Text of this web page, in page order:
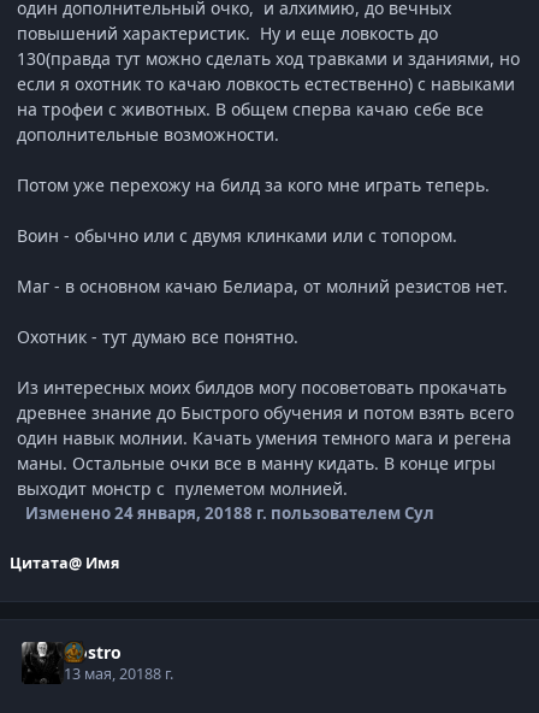
один дополнительный очко, и алхимию, до вечных
повышений характеристик. Ну и еще ловкость до
130(правда тут можно сделать ход травками и зданиями, но
если я охотник то качаю ловкость естественно) с навыками
на трофеи с животных. В общем сперва качаю себе все
дополнительные возможности.
Потом уже перехожу на билд за кого мне играть теперь.
Воин - обычно или с двумя клинками или с топором.
Маг - в основном качаю Белиара, от молний резистов нет.
Охотник - тут думаю все понятно.
Из интересных моих билдов могу посоветовать прокачать
древнее знание до Быстрого обучения и потом взять всего
один навык молнии. Качать умения темного мага и регена
маны. Остальные очки все в манну кидать. В конце игры
выходит монстр с пулеметом молнией.
Изменено24 января, 20188 г. пользователем Сул
Цитата@ Имя
Nostro
13 мая, 20188 г.